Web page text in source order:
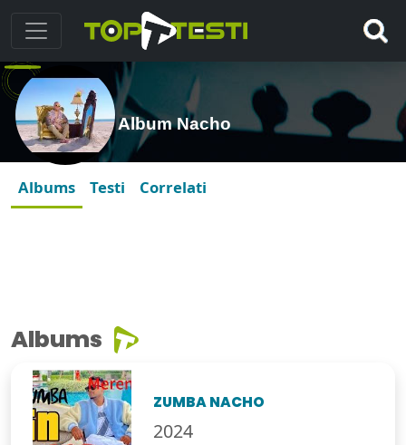
Album Nacho
Albums Testi Correlati
Albums
ZUMBA NACHO
2024